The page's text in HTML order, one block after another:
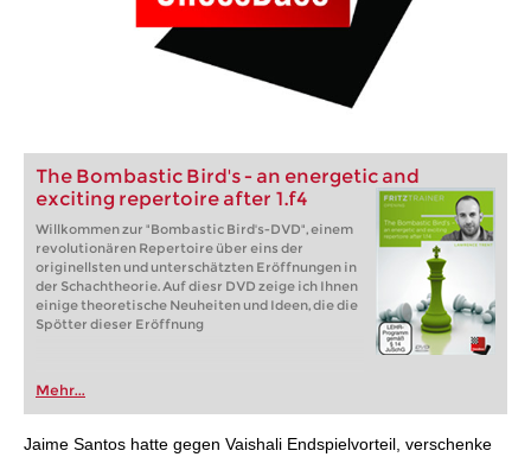
The Bombastic Bird's - an energetic and
exciting repertoire after 1.f4
Willkommen zur "Bombastic Bird's-DVD", einem
revolutionären Repertoire über eins der
originellsten und unterschätzten Eröffnungen in
der Schachtheorie. Auf diesr DVD zeige ich Ihnen
einige theoretische Neuheiten und Ideen, die die
Spötter dieser Eröffnung
Mehr...
Jaime Santos hatte gegen Vaishali Endspielvorteil, verschenke